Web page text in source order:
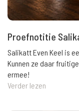
Proefnotitie
Salikatt Even Keel is
Kunnen ze daar
ermee!
Verder lezen